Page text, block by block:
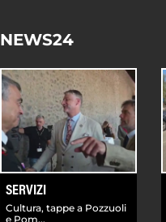
NEWS24
SERVIZI
Cultura, tappe a Pozzuoli
e Pom...